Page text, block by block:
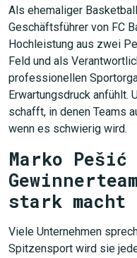
Als ehemaliger
Geschäftsführer von FC
Hochleistung aus zwei
Feld und als
professionellen
Erwartungsdruck anfühlt.
schafft, in denen Teams
wenn es schwierig wird.
Marko Pešić
stark macht
Viele Unternehmen
Spitzensport wird sie